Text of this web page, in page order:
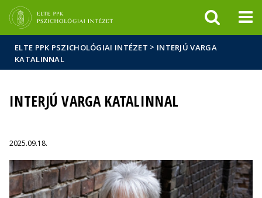
sajtóban
ELTE PPK PSZICHOLÓGIAI INTÉZET > INTERJÚ VARGA
KATALINNAL
INTERJÚ VARGA KATALINNAL
2025.09.18.